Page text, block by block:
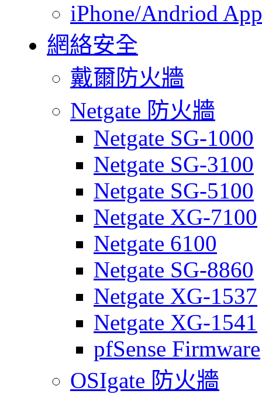
iPhone/Andriod
網絡安全
戴爾防火牆
Netgate 防火牆
Netgate SG-1000
Netgate SG-3100
Netgate SG-5100
Netgate XG-7100
Netgate 6100
Netgate SG-8860
Netgate XG-1537
Netgate XG-1541
pfSense Firmware
OSIgate 防火牆